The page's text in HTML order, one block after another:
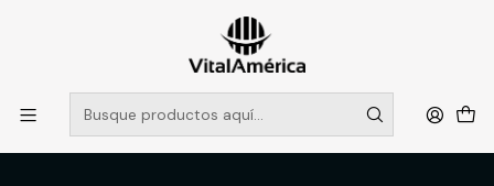
POR SISTEMA FRONTAL SOLO RETIROS EN TIENDA, DESDE
MUCHAS GRACIAS +569 5956 2237
Leer más
Catálogo
VESTIMENTA TECNICA Y CORPORATIVA
POLERAS Y CAMISAS
POLERA POLO M/L MUJER 60% ALG 40% POLY GRIS T/S